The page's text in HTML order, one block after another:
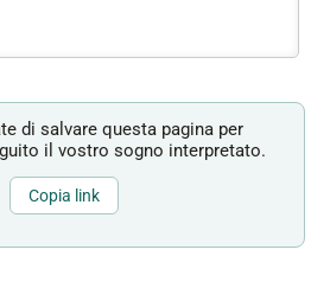
di salvare questa pagina per
il vostro sogno interpretato.
Copia link